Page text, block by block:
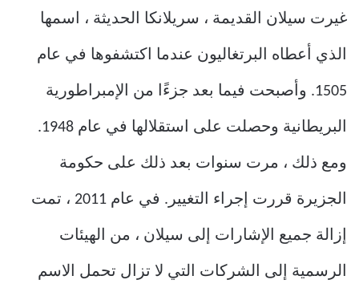
غيرت سيلان القديمة ، سريلانكا الحديثة ، اسمها
الذي أعطاه البرتغاليون عندما اكتشفوها في عام
1505. وأصبحت فيما بعد جزءًا من الإمبراطورية
البريطانية وحصلت على استقلالها في عام 1948.
ومع ذلك ، مرت سنوات بعد ذلك على حكومة
الجزيرة قررت إجراء التغيير. في عام 2011 ، تمت
إزالة جميع الإشارات إلى سيلان ، من الهيئات
الرسمية إلى الشركات التي لا تزال تحمل الاسم